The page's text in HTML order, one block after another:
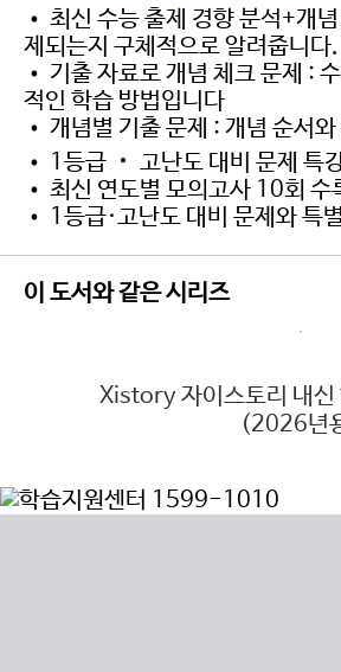
• 최신 수능 출제 경향 분석+개
제되는지 구체적으로 알려줍니다.
• 기출 자료로 개념 체크 문제 :
적인 학습 방법입니다
• 개념별 기출 문제 : 개념 순서
• 1등급 ‧ 고난도 대비 문제 특
• 최신 연도별 모의고사 10회 수
• 1등급·고난도 대비 문제와 특
이 도서와 같은 시리즈
Xistory 자이스토리 내
(2026년